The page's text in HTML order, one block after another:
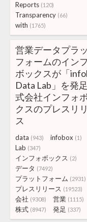
Reports (120)
Transparency (66)
with (1765)
営業データプラ
フォームのイン
ボックスが「
Data Lab」を発
式会社インフォ
クスのプレスリ
ス
data (943) infobox (1)
Lab (347)
インフォボックス (2)
データ (7492)
プラットフォーム (2931)
プレスリリース (19523)
会社 (9308) 営業 (1115)
株式 (8947) 発足 (337)